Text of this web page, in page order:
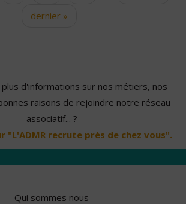
dernier »
d'informations sur nos métiers, nos
raisons de rejoindre notre réseau
associatif... ?
"L'ADMR recrute près de chez vous".
Qui sommes nous